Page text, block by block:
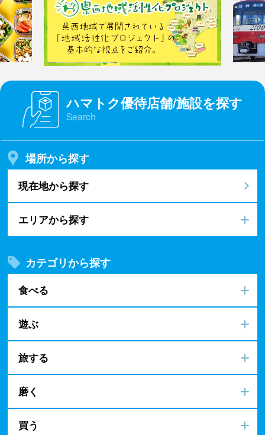
ハマトク優待店舗/施設を探す
Search
場所から探す
現在地から探す
エリアから探す
カテゴリから探す
食べる
遊ぶ
旅する
磨く
買う